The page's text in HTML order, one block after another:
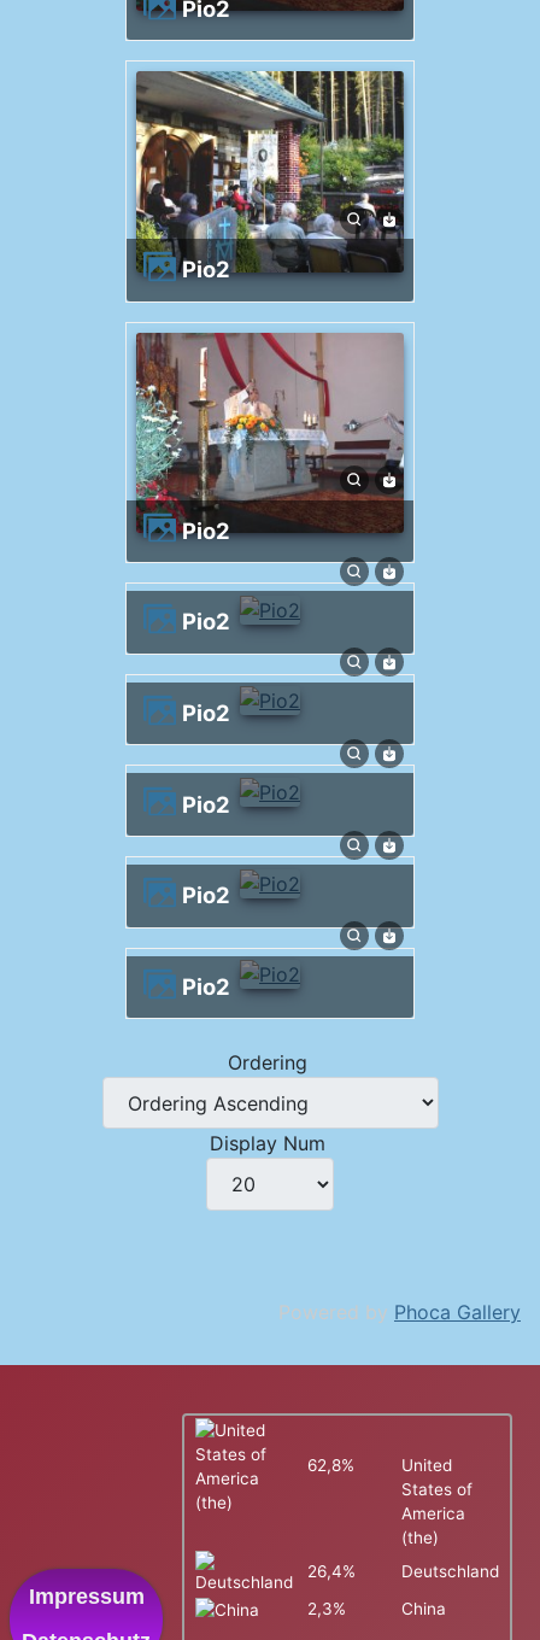
Pio2
Pio2
Pio2
Pio2
Pio2
Pio2
Pio2
Pio2
Ordering
Display Num
Powered by Phoca Gallery
Impressum
62,8%
United
States of
America
(the)
26,4%
Deutschland
2,3%
China